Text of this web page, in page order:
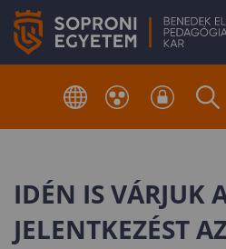
IDÉN IS VÁRJUK
JELENTKEZÉST